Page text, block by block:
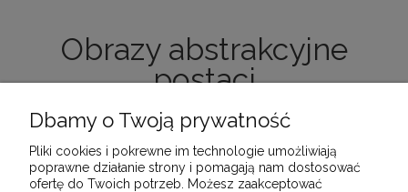
Obrazy abstrakcyjne
postaci
Dbamy o Twoją prywatność
Pliki cookies i pokrewne im technologie umożliwiają
poprawne działanie strony i pomagają nam dostosować
ofertę do Twoich potrzeb. Możesz zaakceptować